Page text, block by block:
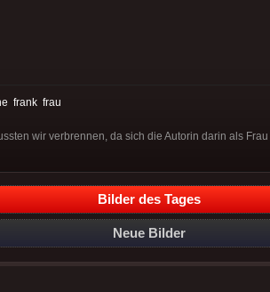
frank frau
wir verbrennen, da sich die Autorin darin als
Bilder des Tages
Neue Bilder